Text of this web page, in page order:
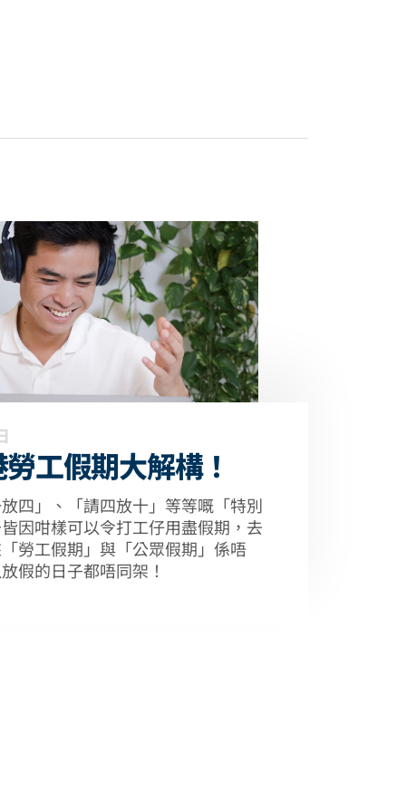
工假期大解構！
四」、「請四放十」等等嘅「特別
因咁樣可以令打工仔用盡假期，去
勞工假期」與「公眾假期」係唔
假的日子都唔同架！